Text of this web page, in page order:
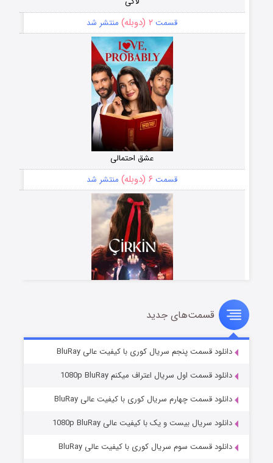
قسمت ۲ (دوبله) منتشر شد
عشق احتمالی
قسمت ۶ (دوبله) منتشر شد
سریال زشت
قسمت۵ (زیرنویس) منتشر شد
قسمت‌های جدید
دانلود قسمت پنجم سریال کوری با کیفیت عالی BluRay
دانلود قسمت اول سریال اعتراف میکنم 1080p BluRay
دانلود قسمت چهارم سریال کوری با کیفیت عالی BluRay
دانلود سریال بیست و یک با کیفیت عالی 1080p BluRay
دانلود قسمت سوم سریال کوری با کیفیت عالی BluRay